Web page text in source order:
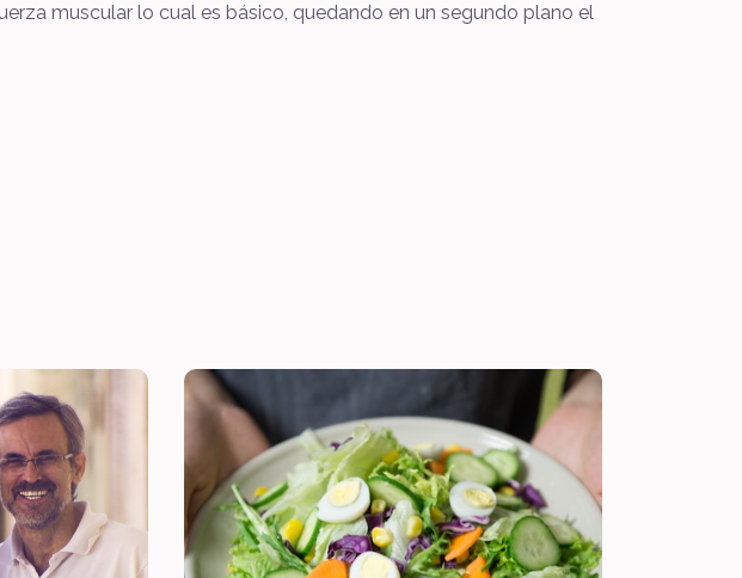
muscular lo cual es básico, quedando en un segundo plano el